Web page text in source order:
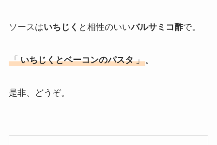
ソースはいちじく と相性のいいバルサミコ酢で。
「 いちじくとベーコンのパスタ 」。
是非、どうぞ。